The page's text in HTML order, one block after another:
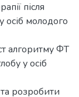
після
осіб молодого
алгоритму ФТ
у осіб
розробити